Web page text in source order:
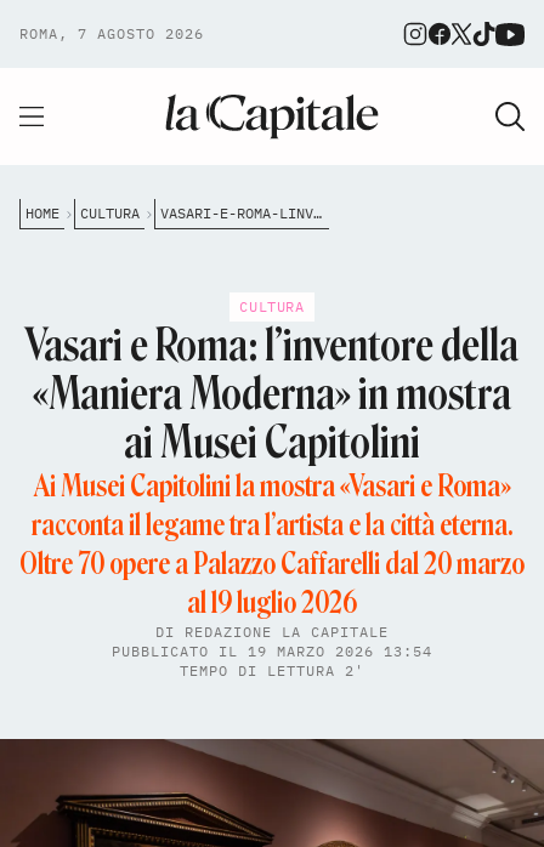
ROMA, 7 AGOSTO 2026
HOME CULTURA VASARI-E-ROMA-LINVENTORE-DELLA-MANIERA-MODERNA-IN-MOSTRA-AI-MUSEI-CAPITOLINI
CULTURA
Vasari e Roma: l’inventore della
«Maniera Moderna» in mostra
ai Musei Capitolini
Ai Musei Capitolini la mostra «Vasari e Roma»
racconta il legame tra l’artista e la città eterna.
Oltre 70 opere a Palazzo Caffarelli dal 20 marzo
al 19 luglio 2026
DI REDAZIONE LA CAPITALE
PUBBLICATO IL 19 MARZO 2026 13:54
TEMPO DI LETTURA 2'